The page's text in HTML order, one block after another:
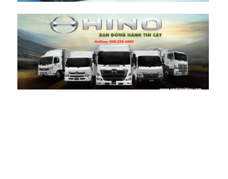
Nên mua xe tải SRM T30 hay
Tera 100? Tìm hiểu chi tiết
Xem chi tiết >>
Xe tải SRM T20A vs xe tải
SRM K990: Mẫu xe nào đáng